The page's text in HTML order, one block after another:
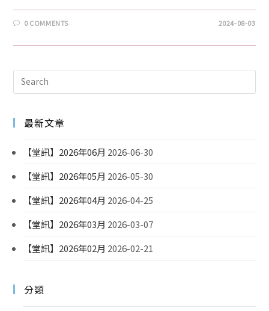
0 COMMENTS 2024-08-03
最新文章
【堂訊】2026年06月 2026-06-30
【堂訊】2026年05月 2026-05-30
【堂訊】2026年04月 2026-04-25
【堂訊】2026年03月 2026-03-07
【堂訊】2026年02月 2026-02-21
分類